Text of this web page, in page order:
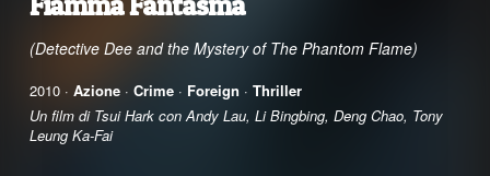
(Detective Dee and the Mystery of The Phantom Flame)
2010 · Azione· Crime· Foreign · Thriller
Un film di Tsui Hark con Andy Lau, Li Bingbing, Deng Chao, Tony
Leung Ka-Fai